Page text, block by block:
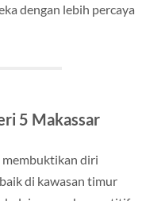
dengan lebih percaya
5 Makassar
membuktikan diri
di kawasan timur